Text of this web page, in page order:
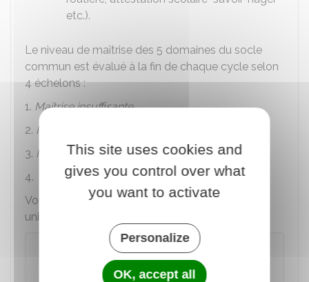
etc.).
Le niveau de maîtrise des 5 domaines du socle
commun est évalué à la fin de chaque cycle selon
4 échelons :
1. Maîtrise insuffisante
2. Maîtrise fragile
3. Maîtrise satisfaisante
4.
Très bonne maîtrise
Vous pouvez consulter en ligne le livret scolaire
unique de votre enfant :
Consulter le livret scolaire de son
This site uses cookies and
gives you control over what
you want to activate
Personalize
OK, accept all